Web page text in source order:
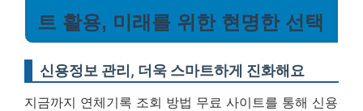
트 활용, 미래를 위한 현명한 선택
신용정보 관리, 더욱 스마트하게 진화해요
지금까지 연체기록 조회 방법 무료 사이트를 통해 신용